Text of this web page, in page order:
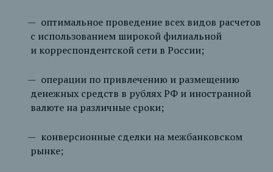
оптимальное проведение всех видов расчетов
с использованием широкой филиальной
и корреспондентской сети в России;
операции по привлечению и размещению
денежных средств в рублях РФ и иностранной
валюте на различные сроки;
конверсионные сделки на межбанковском
рынке;